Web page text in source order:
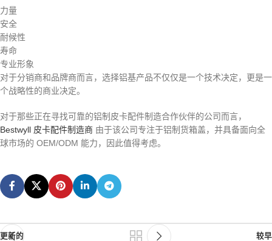
力量
安全
耐候性
寿命
专业形象
对于分销商和品牌商而言，选择铝基产品不仅仅是一个技术决定，更是一
个战略性的商业决定。
对于那些正在寻找可靠的铝制皮卡配件制造合作伙伴的公司而言，
Bestwyll 皮卡配件制造商 由于该公司专注于铝制货箱盖，并具备面向全
球市场的 OEM/ODM 能力，因此值得考虑。
更新的 较早